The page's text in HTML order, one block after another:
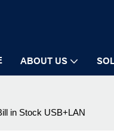
ABOUT US
in Stock USB+LAN